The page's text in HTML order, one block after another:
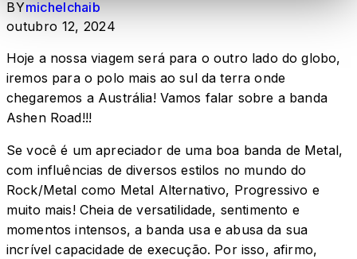
BYmichelchaib
outubro 12, 2024
Hoje a nossa viagem será para o outro lado do globo,
iremos para o polo mais ao sul da terra onde
chegaremos a Austrália! Vamos falar sobre a banda
Ashen Road!!!
Se você é um apreciador de uma boa banda de Metal,
com influências de diversos estilos no mundo do
Rock/Metal como Metal Alternativo, Progressivo e
muito mais! Cheia de versatilidade, sentimento e
momentos intensos, a banda usa e abusa da sua
incrível capacidade de execução. Por isso, afirmo,